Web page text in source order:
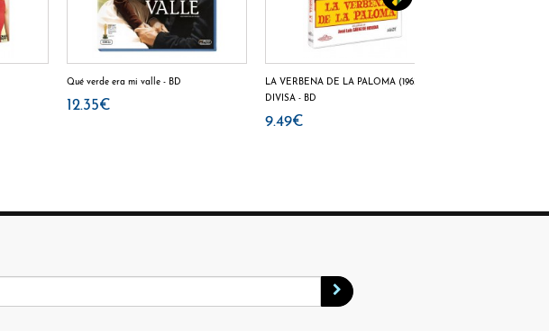
Qué verde era mi valle - BD
12.35€
LA VERBENA DE LA PALOMA (1963)
DIVISA - BD
9.49€